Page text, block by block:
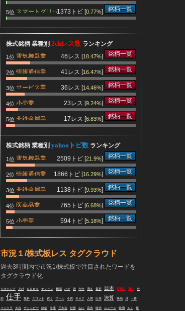
5位 スマートグリッ
ド関連銘柄
1373トピ [0.77%] 銘柄一覧
株式銘柄 業種別 2chレス数 ランキング
1位 電気機器業 46レス [18.47%] 銘柄一覧
2位 情報通信業 41レス [16.47%] 銘柄一覧
3位 サービス業 36レス [14.46%] 銘柄一覧
4位 小売業 23レス [9.24%] 銘柄一覧
5位 非鉄金属業 17レス [6.83%] 銘柄一覧
株式銘柄 業種別 yahooトピ数 ランキング
1位 電気機器業 2509トピ [21.9%] 銘柄一覧
2位 情報通信業 1866トピ [16.29%] 銘柄一覧
3位 非鉄金属業 1138トピ [9.93%] 銘柄一覧
4位 医薬品業 765トピ [6.68%] 銘柄一覧
5位 小売業 594トピ [5.18%] 銘柄一覧
市況１/株式板レス タグクラウド
過去3時間内で市況1/株式板で注目されたワードを
タグクラウド化
キオクシア 上げ ＮＥＷＳ ナンピン 相場 ハゲ 誰 今年 増え 最近 日本 空売り 買い 全
部 仕手 無料 スロット 買う プール 今買 キオク 人間 出来 決算 映画 月 一番
フジクラ 大谷 チャッピー 銘柄 半導 三木谷 世界 おに 高市 時代 ニュース 時間 ＡＩ 昨